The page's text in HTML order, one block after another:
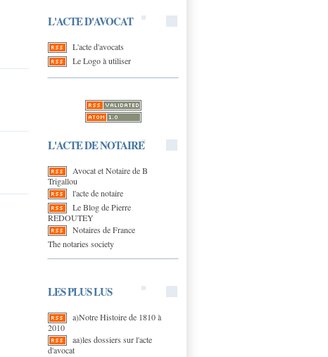
L'ACTE D'AVOCAT
L'acte d'avocats
Le Logo à utiliser
L'ACTE DE NOTAIRE
Avocat et Notaire de B
Trigallou
l'acte de notaire
Le Blog de Pierre
REDOUTEY
Notaires de France
The notaries society
LES PLUS LUS
a)Notre Histoire de 1810 à
2010
aa)les dossiers sur l'acte
d'avocat